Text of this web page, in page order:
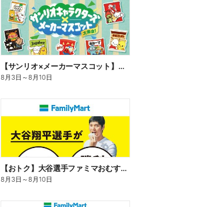
【サンリオ×メーカーマスコット】オリジナルグッズ貰える!
8月3日 ～8月10日
【おトク】大谷選手ファミマおむすび割
8月3日 ～8月10日